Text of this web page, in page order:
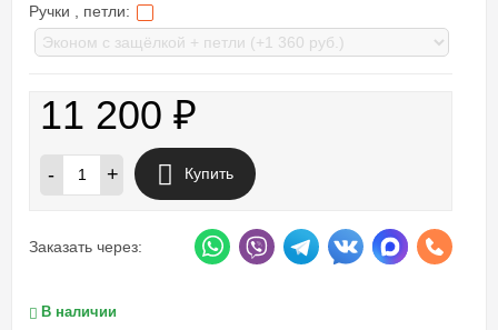
Ручки , петли:
11 200 ₽
- + Купить
Заказать через:
В наличии